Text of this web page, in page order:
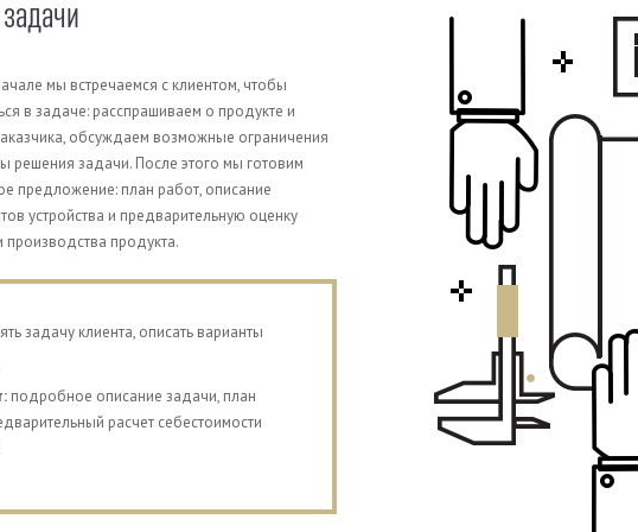
мы встречаемся с клиентом, чтобы
в задаче: расспрашиваем о продукте и
обсуждаем возможные ограничения
решения задачи. После этого мы готовим
предложение: план работ, описание
устройства и предварительную оценку
производства продукта.
задачу клиента, описать варианты
подробное описание задачи, план
расчет себестоимости